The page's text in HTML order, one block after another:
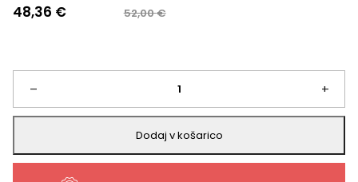
52,00€
Izvirna
bila:
52,00 €.
48,36 €
Trenutna
48,36 €.
–
Konzolna
miza
Seaford
+
Dodaj v košarico